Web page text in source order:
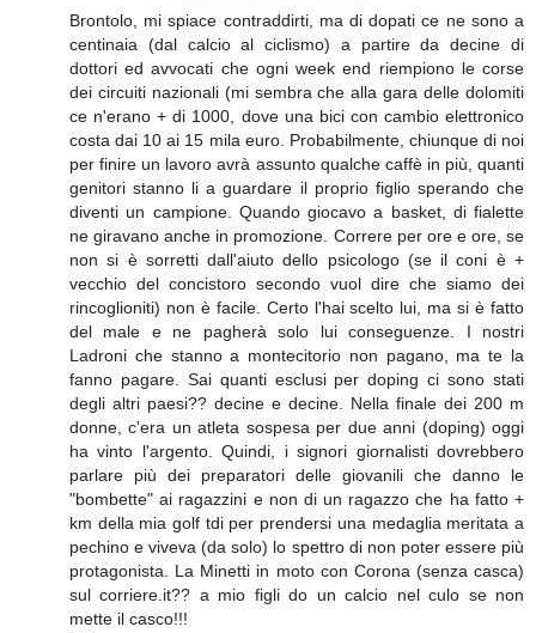
Brontolo, mi spiace contraddirti, ma di dopati ce ne sono a
centinaia (dal calcio al ciclismo) a partire da decine di
dottori ed avvocati che ogni week end riempiono le corse
dei circuiti nazionali (mi sembra che alla gara delle dolomiti
ce n'erano + di 1000, dove una bici con cambio elettronico
costa dai 10 ai 15 mila euro. Probabilmente, chiunque di noi
per finire un lavoro avrà assunto qualche caffè in più, quanti
genitori stanno li a guardare il proprio figlio sperando che
diventi un campione. Quando giocavo a basket, di fialette
ne giravano anche in promozione. Correre per ore e ore, se
non si è sorretti dall'aiuto dello psicologo (se il coni è +
vecchio del concistoro secondo vuol dire che siamo dei
rincoglioniti) non è facile. Certo l'hai scelto lui, ma si è fatto
del male e ne pagherà solo lui conseguenze. I nostri
Ladroni che stanno a montecitorio non pagano, ma te la
fanno pagare. Sai quanti esclusi per doping ci sono stati
degli altri paesi?? decine e decine. Nella finale dei 200 m
donne, c'era un atleta sospesa per due anni (doping) oggi
ha vinto l'argento. Quindi, i signori giornalisti dovrebbero
parlare più dei preparatori delle giovanili che danno le
"bombette" ai ragazzini e non di un ragazzo che ha fatto +
km della mia golf tdi per prendersi una medaglia meritata a
pechino e viveva (da solo) lo spettro di non poter essere più
protagonista. La Minetti in moto con Corona (senza casca)
sul corriere.it?? a mio figli do un calcio nel culo se non
mette il casco!!!